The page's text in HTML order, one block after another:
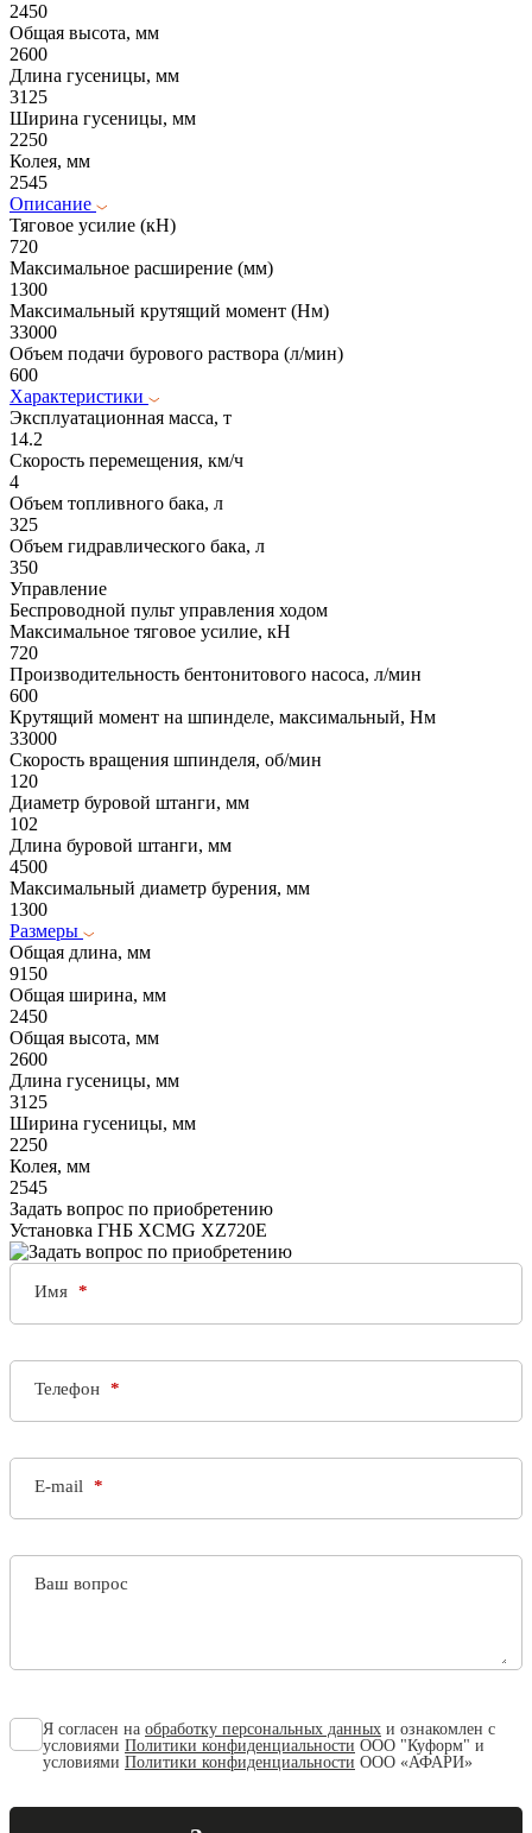
2450
Общая высота, мм
2600
Длина гусеницы, мм
3125
Ширина гусеницы, мм
2250
Колея, мм
2545
Описание
Тяговое усилие (кН)
720
Максимальное расширение (мм)
1300
Максимальный крутящий момент (Нм)
33000
Объем подачи бурового раствора (л/мин)
600
Характеристики
Эксплуатационная масса, т
14.2
Скорость перемещения, км/ч
4
Объем топливного бака, л
325
Объем гидравлического бака, л
350
Управление
Беспроводной пульт управления ходом
Максимальное тяговое усилие, кН
720
Производительность бентонитового насоса, л/мин
600
Крутящий момент на шпинделе, максимальный, Hм
33000
Скорость вращения шпинделя, об/мин
120
Диаметр буровой штанги, мм
102
Длина буровой штанги, мм
4500
Максимальный диаметр бурения, мм
1300
Размеры
Общая длина, мм
9150
Общая ширина, мм
2450
Общая высота, мм
2600
Длина гусеницы, мм
3125
Ширина гусеницы, мм
2250
Колея, мм
2545
Задать вопрос по приобретению
Установка ГНБ XCMG XZ720E
Имя
Телефон
E-mail
Ваш вопрос
Я согласен на обработку персональных данных и ознакомлен с
условиями Политики конфиденциальности ООО "Куформ" и
условиями Политики конфиденциальности ООО «АФАРИ»